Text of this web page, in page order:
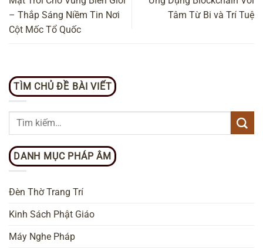
– Thắp Sáng Niềm Tin Nơi
Cột Mốc Tổ Quốc
Tâm Từ Bi và Trí Tuệ
TÌM CHỦ ĐỀ BÀI VIẾT
DANH MỤC PHÁP ÂM
Đèn Thờ Trang Trí
Kinh Sách Phật Giáo
Máy Nghe Pháp